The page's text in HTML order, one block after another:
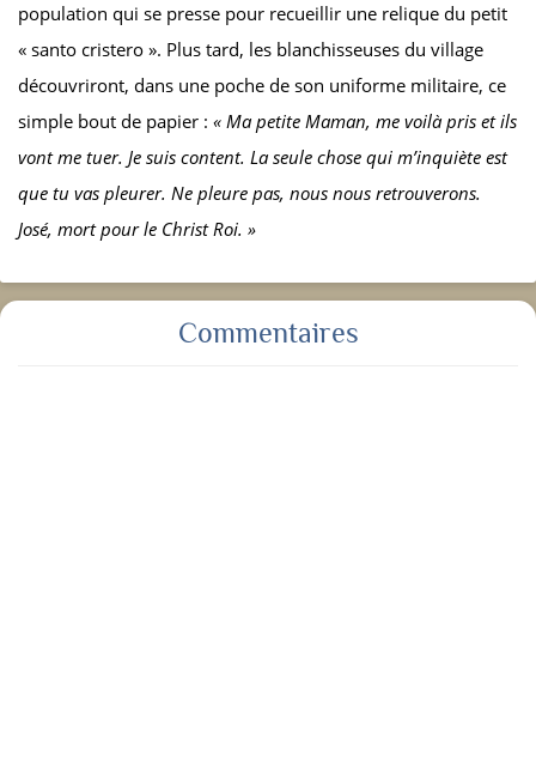
population qui se presse pour recueillir une relique du petit
« santo cristero ». Plus tard, les blanchisseuses du village
découvriront, dans une poche de son uniforme militaire, ce
simple bout de papier : « Ma petite Maman, me voilà pris et ils
vont me tuer. Je suis content. La seule chose qui m’inquiète est
que tu vas pleurer. Ne pleure pas, nous nous retrouverons.
José, mort pour le Christ Roi. »
Commentaires